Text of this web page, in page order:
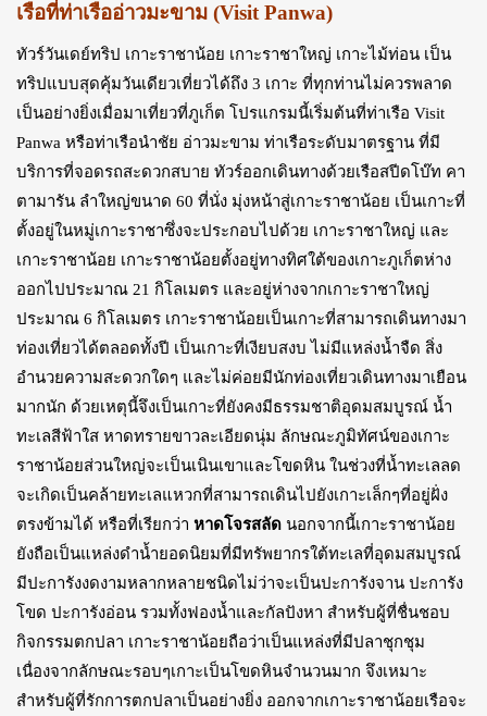
เรือที่ท่าเรืออ่าวมะขาม (Visit Panwa)
ทัวร์วันเดย์ทริป เกาะราชาน้อย เกาะราชาใหญ่ เกาะไม้ท่อน เป็น
ทริปแบบสุดคุ้มวันเดียวเที่ยวได้ถึง 3 เกาะ ที่ทุกท่านไม่ควรพลาด
เป็นอย่างยิ่งเมื่อมาเที่ยวที่ภูเก็ต โปรแกรมนี้เริ่มต้นที่ท่าเรือ Visit
Panwa หรือท่าเรือนำชัย อ่าวมะขาม ท่าเรือระดับมาตรฐาน ที่มี
บริการที่จอดรถสะดวกสบาย ทัวร์ออกเดินทางด้วยเรือสปีดโบ๊ท คา
ตามารัน ลำใหญ่ขนาด 60 ที่นั่ง มุ่งหน้าสู่เกาะราชาน้อย เป็นเกาะที่
ตั้งอยู่ในหมู่เกาะราชาซึ่งจะประกอบไปด้วย เกาะราชาใหญ่ และ
เกาะราชาน้อย เกาะราชาน้อยตั้งอยู่ทางทิศใต้ของเกาะภูเก็ตห่าง
ออกไปประมาณ 21 กิโลเมตร และอยู่ห่างจากเกาะราชาใหญ่
ประมาณ 6 กิโลเมตร เกาะราชาน้อยเป็นเกาะที่สามารถเดินทางมา
ท่องเที่ยวได้ตลอดทั้งปี เป็นเกาะที่เงียบสงบ ไม่มีแหล่งน้ำจืด สิ่ง
อำนวยความสะดวกใดๆ และไม่ค่อยมีนักท่องเที่ยวเดินทางมาเยือน
มากนัก ด้วยเหตุนี้จึงเป็นเกาะที่ยังคงมีธรรมชาติอุดมสมบูรณ์ น้ำ
ทะเลสีฟ้าใส หาดทรายขาวละเอียดนุ่ม ลักษณะภูมิทัศน์ของเกาะ
ราชาน้อยส่วนใหญ่จะเป็นเนินเขาและโขดหิน ในช่วงที่น้ำทะเลลด
จะเกิดเป็นคล้ายทะเลแหวกที่สามารถเดินไปยังเกาะเล็กๆที่อยู่ฝั่ง
ตรงข้ามได้ หรือที่เรียกว่า หาดโจรสลัด นอกจากนี้เกาะราชาน้อย
ยังถือเป็นแหล่งดำน้ำยอดนิยมที่มีทรัพยากรใต้ทะเลที่อุดมสมบูรณ์
มีปะการังงดงามหลากหลายชนิดไม่ว่าจะเป็นปะการังจาน ปะการัง
โขด ปะการังอ่อน รวมทั้งฟองน้ำและกัลปังหา สำหรับผู้ที่ชื่นชอบ
กิจกรรมตกปลา เกาะราชาน้อยถือว่าเป็นแหล่งที่มีปลาชุกชุม
เนื่องจากลักษณะรอบๆเกาะเป็นโขดหินจำนวนมาก จึงเหมาะ
สำหรับผู้ที่รักการตกปลาเป็นอย่างยิ่ง ออกจากเกาะราชาน้อยเรือจะ